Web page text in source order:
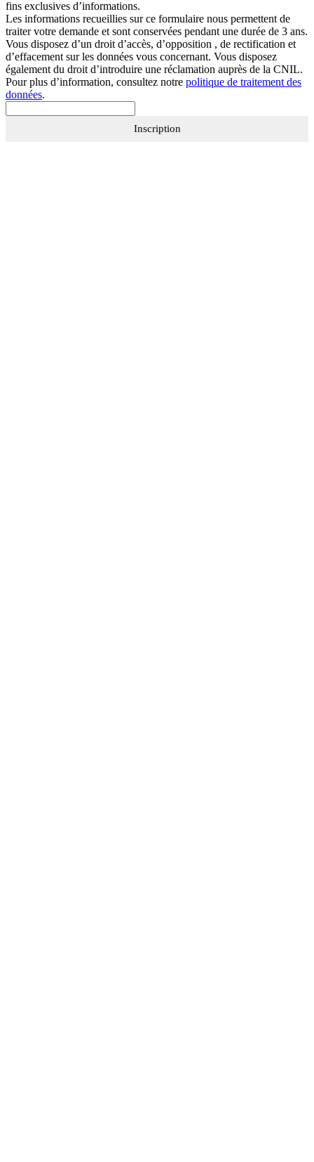
fins exclusives d’informations.
Les informations recueillies sur ce formulaire nous permettent de
traiter votre demande et sont conservées pendant une durée de 3 ans.
Vous disposez d’un droit d’accès, d’opposition , de rectification et
d’effacement sur les données vous concernant. Vous disposez
également du droit d’introduire une réclamation auprès de la CNIL.
Pour plus d’information, consultez notre politique de traitement des
données.
Inscription